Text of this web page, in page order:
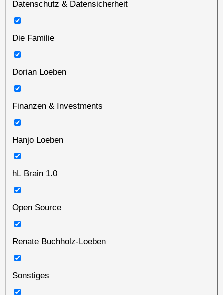
Datenschutz & Datensicherheit
Die Familie
Dorian Loeben
Finanzen & Investments
Hanjo Loeben
hL Brain 1.0
Open Source
Renate Buchholz-Loeben
Sonstiges